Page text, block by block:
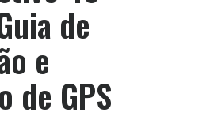
de
e
de GPS